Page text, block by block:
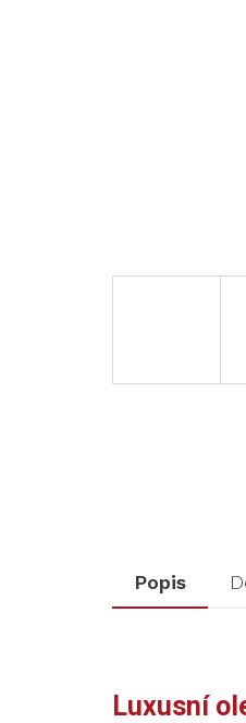
Popis
Luxusní